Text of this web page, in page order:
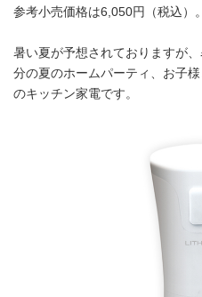
参考小売価格は6,050円（税込）。
暑い夏が予想されておりますが
分の夏のホームパーティ、お子
のキッチン家電です。